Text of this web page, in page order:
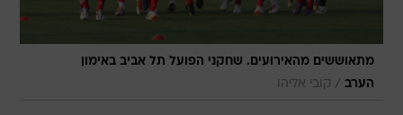
מתאוששים מהאירועים. שחקני הפועל תל אביב באימון
הערב / קובי אליהו